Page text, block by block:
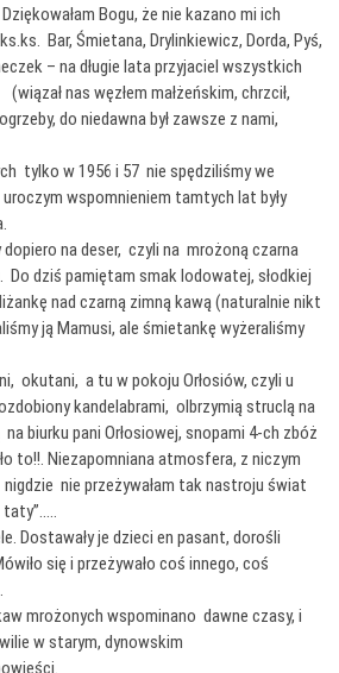
Bogu, że nie kazano mi ich
Bar, Śmietana, Drylinkiewicz, Dorda, Pyś,
– na długie lata przyjaciel wszystkich
nas węzłem małżeńskim, chrzcił,
do niedawna był zawsze z nami,
tylko w 1956 i 57 nie spędziliśmy we
wspomnieniem tamtych lat były
na deser, czyli na mrożoną czarna
dziś pamiętam smak lodowatej, słodkiej
nad czarną zimną kawą (naturalnie nikt
ją Mamusi, ale śmietankę wyżeraliśmy
okutani, a tu w pokoju Orłosiów, czyli u
kandelabrami, olbrzymią struclą na
biurku pani Orłosiowej, snopami 4-ch zbóż
to!!. Niezapomniana atmosfera, z niczym
nie przeżywałam tak nastroju świat
Dostawały je dzieci en pasant, dorośli
się i przeżywało coś innego, coś
mrożonych wspominano dawne czasy, i
w starym, dynowskim